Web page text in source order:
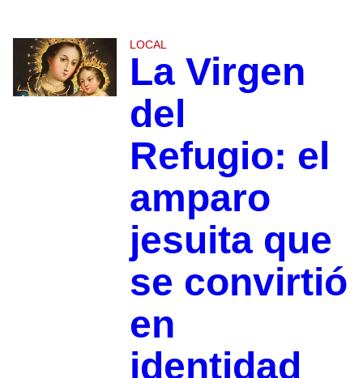
LOCAL
La Virgen
del
Refugio: el
amparo
jesuita que
se convirtió
en
identidad